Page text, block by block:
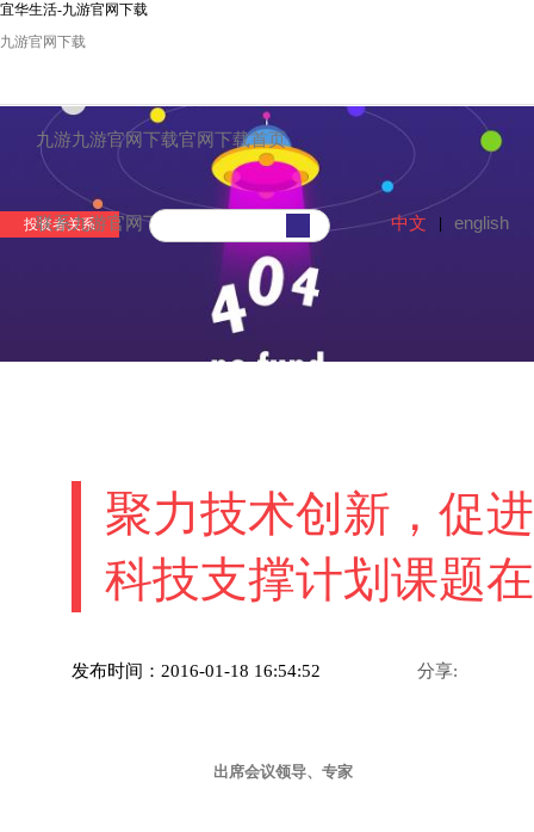
宜华生活-九游官网下载
九游官网下载
九游九游官网下载官网下载首页
联系九游官网下载
投资者关系 中文 english
聚力技术创新，促
科技支撑计划课题
发布时间：2016-01-18 16:54:52 分享:
出席会议领导、专家